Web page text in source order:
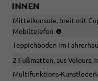
INNEN
Mittelkonsole, breit mit
Mobiltelefon
Verbindung
mit
Fixierpunkt
Teppichboden im
2 Fußmatten, aus Velours,
Multifunktions-